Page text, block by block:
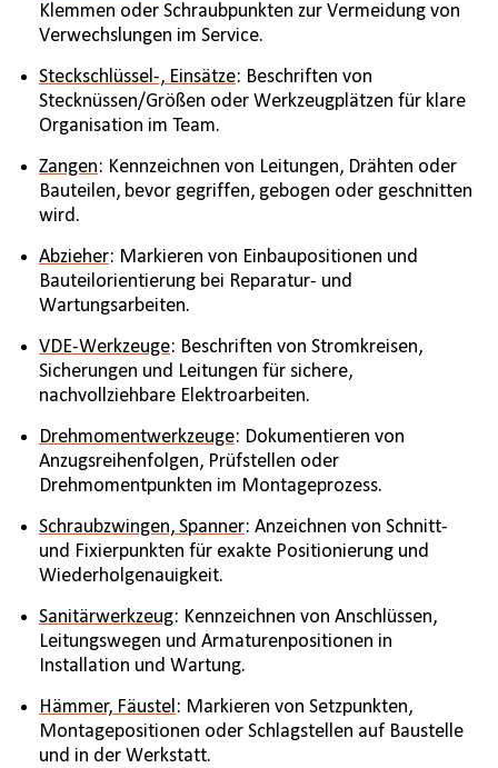
Klemmen oder Schraubpunkten zur Vermeidung von
Verwechslungen im Service.
Steckschlüssel-, Einsätze: Beschriften von
Stecknüssen/Größen oder Werkzeugplätzen für klare
Organisation im Team.
Zangen: Kennzeichnen von Leitungen, Drähten oder
Bauteilen, bevor gegriffen, gebogen oder geschnitten
wird.
Abzieher: Markieren von Einbaupositionen und
Bauteilorientierung bei Reparatur- und
Wartungsarbeiten.
VDE-Werkzeuge: Beschriften von Stromkreisen,
Sicherungen und Leitungen für sichere,
nachvollziehbare Elektroarbeiten.
Drehmomentwerkzeuge: Dokumentieren von
Anzugsreihenfolgen, Prüfstellen oder
Drehmomentpunkten im Montageprozess.
Schraubzwingen, Spanner: Anzeichnen von Schnitt-
und Fixierpunkten für exakte Positionierung und
Wiederholgenauigkeit.
Sanitärwerkzeug: Kennzeichnen von Anschlüssen,
Leitungswegen und Armaturenpositionen in
Installation und Wartung.
Hämmer, Fäustel: Markieren von Setzpunkten,
Montagepositionen oder Schlagstellen auf Baustelle
und in der Werkstatt.